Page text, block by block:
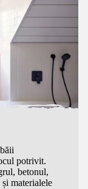
potrivit.
betonul,
materialele